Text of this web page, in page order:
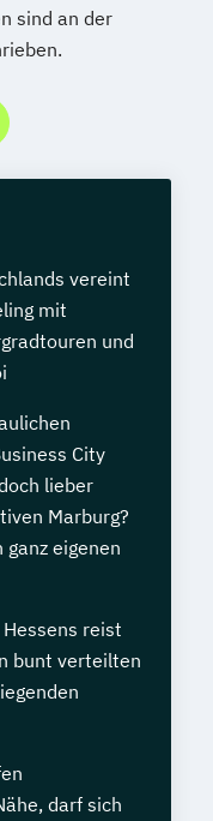
Ingenieure
sind an der
vereint
mit
und
City
lieber
Marburg?
eigenen
reist
bunt verteilten
darf sich